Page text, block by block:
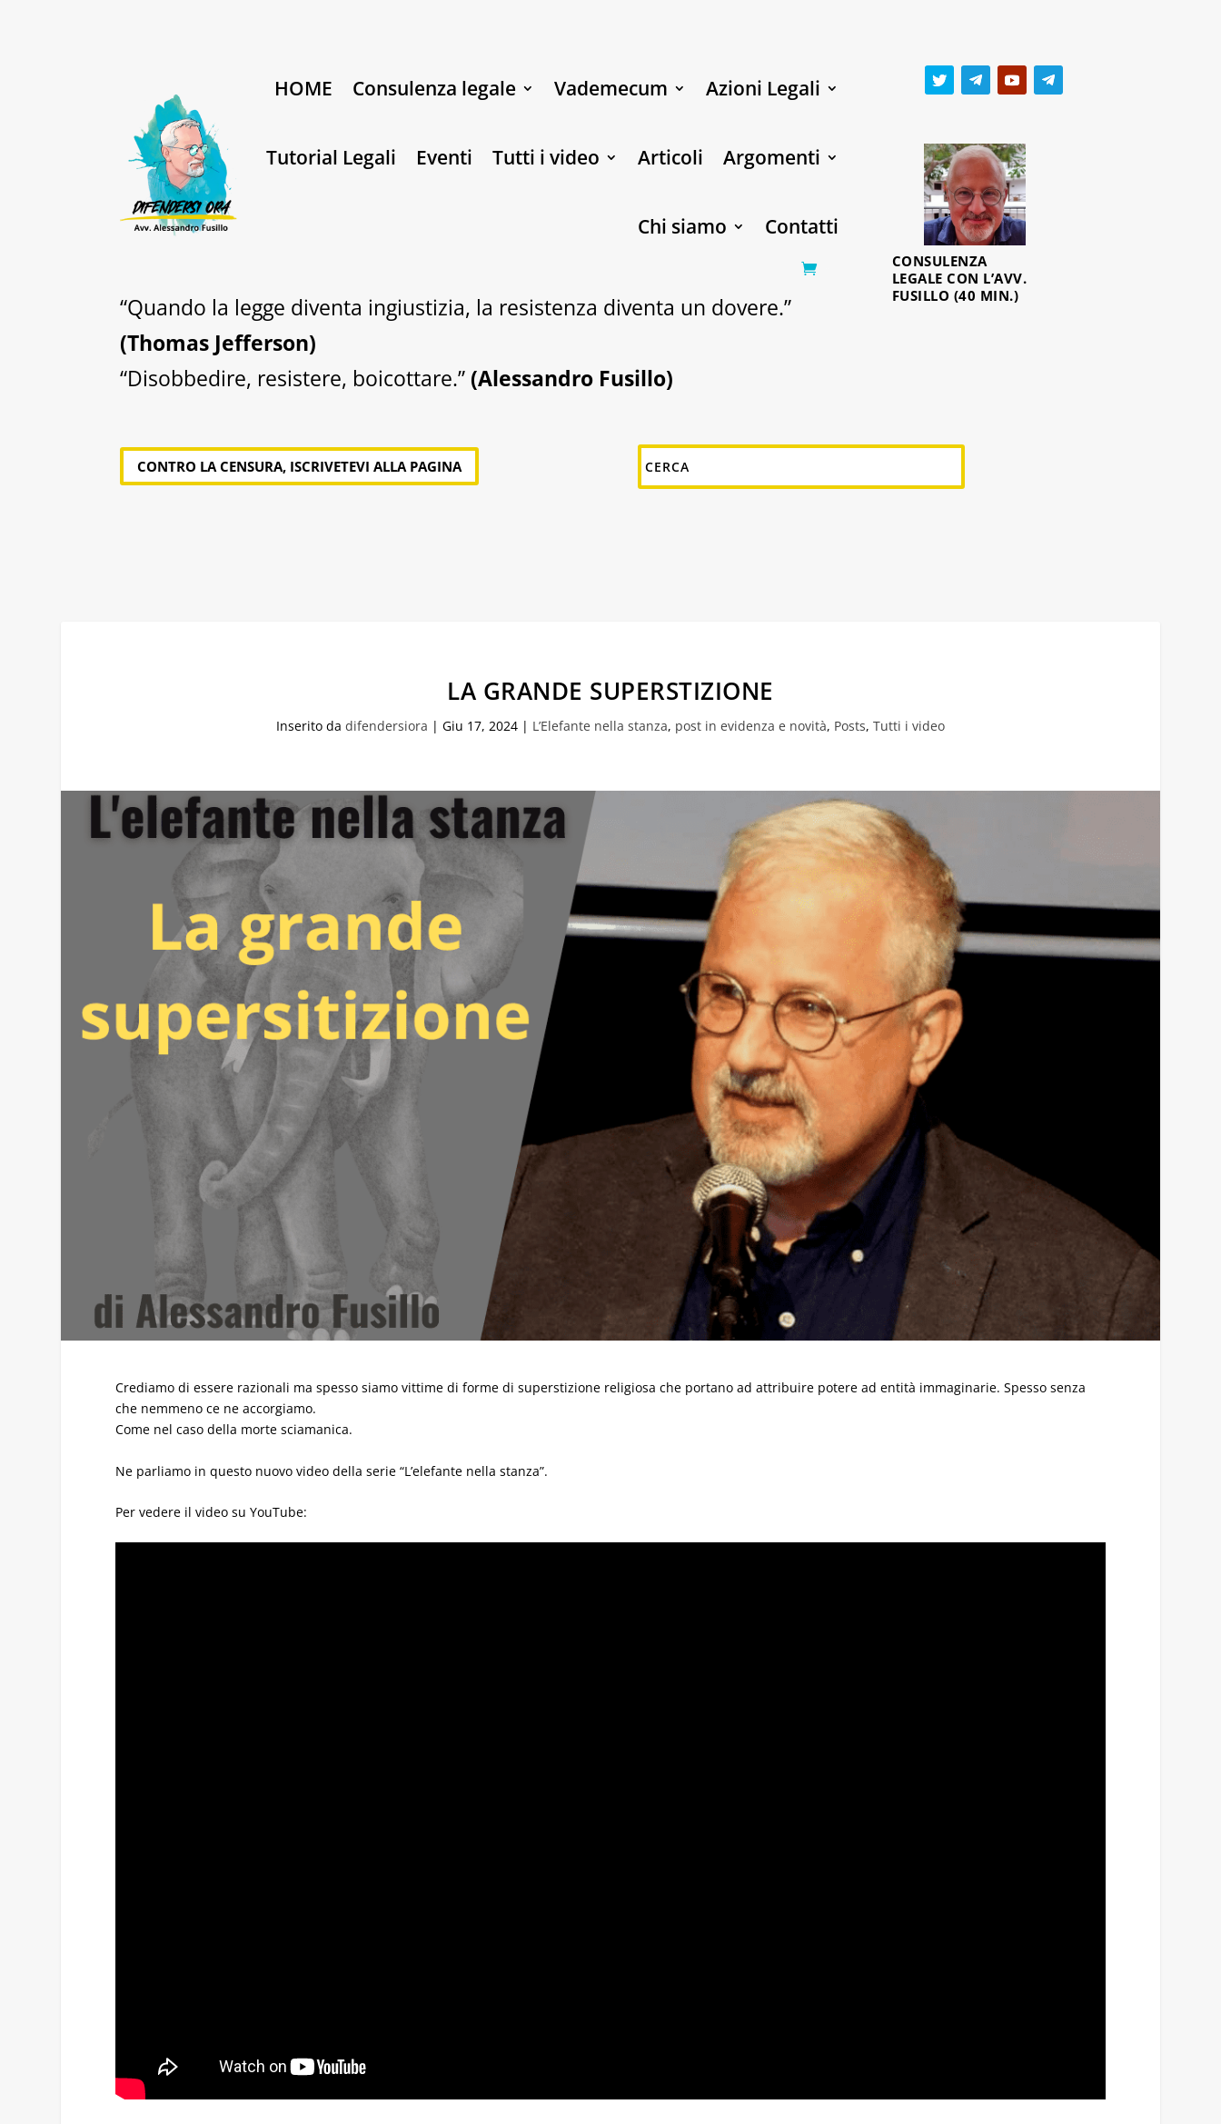
HOME Consulenza legale Vademecum Azioni Legali
Tutorial Legali Eventi Tutti i video Articoli Argomenti
Chi siamo Contatti
“Quando la legge diventa ingiustizia, la resistenza diventa un dovere.”
(Thomas Jefferson)
“Disobbedire, resistere, boicottare.” (Alessandro Fusillo)
CONSULENZA
LEGALE CON L’AVV.
FUSILLO (40 MIN.)
CONTRO LA CENSURA, ISCRIVETEVI ALLA PAGINA
LA GRANDE SUPERSTIZIONE
Inserito da difendersiora | Giu 17, 2024 | L’Elefante nella stanza, post in evidenza e novità, Posts, Tutti i video
Crediamo di essere razionali ma spesso siamo vittime di forme di superstizione religiosa che portano ad attribuire potere ad entità immaginarie. Spesso senza
che nemmeno ce ne accorgiamo.
Come nel caso della morte sciamanica.
Ne parliamo in questo nuovo video della serie “L’elefante nella stanza”.
Per vedere il video su YouTube: